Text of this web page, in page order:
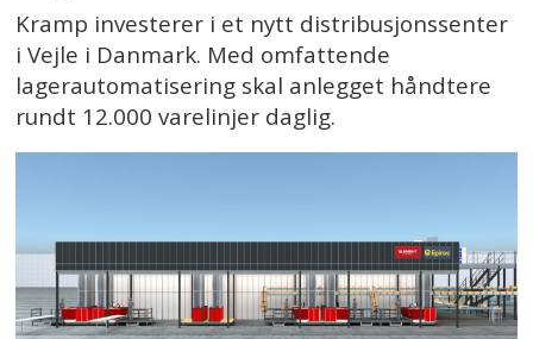
Kramp investerer i et nytt distribusjonssenter
i Vejle i Danmark. Med omfattende
lagerautomatisering skal anlegget håndtere
rundt 12.000 varelinjer daglig.